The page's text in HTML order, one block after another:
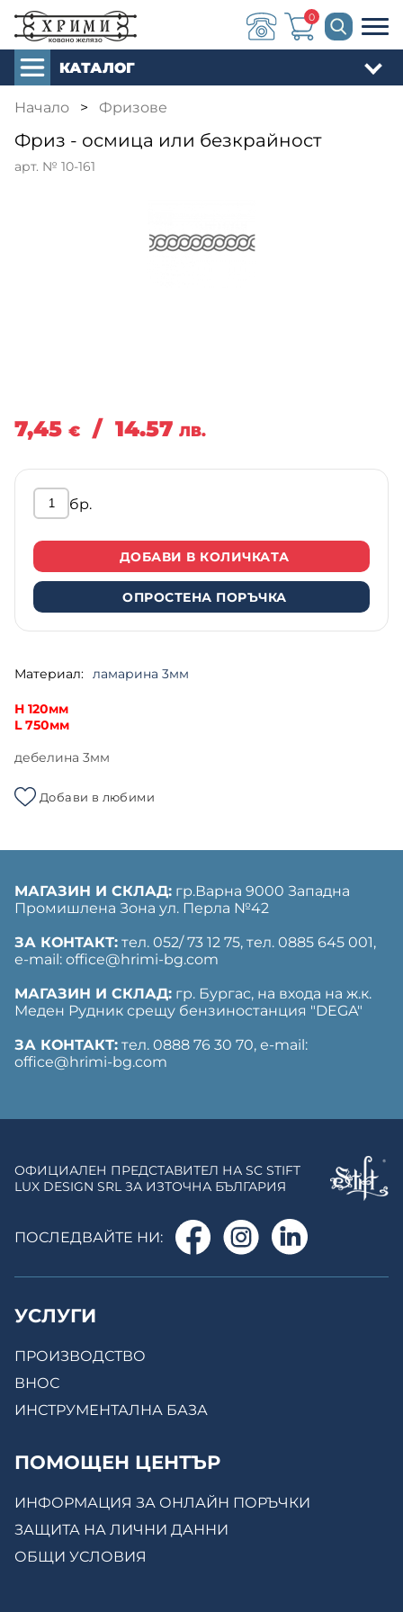
0
КАТАЛОГ
Начало > Фризове
Фриз - осмица или безкрайност
арт. № 10-161
7,45 € / 14.57 ЛВ.
бр.
ДОБАВИ В КОЛИЧКАТА
ОПРОСТЕНА ПОРЪЧКА
Материал: ламарина 3мм
Н 120мм
L 750мм
дебелина 3мм
Добави в любими
МАГАЗИН И СКЛАД: гр.Варна 9000 Западна
Промишлена Зона ул. Перла №42
ЗА КОНТАКТ: тел. 052/ 73 12 75, тел. ‎0885 645 001,
е-mail: office@hrimi-bg.com
МАГАЗИН И СКЛАД: гр. Бургас, на входа на ж.к.
Меден Рудник срещу бензиностанция "DEGA"
ЗА КОНТАКТ: тел. 0888 76 30 70, е-mail:
office@hrimi-bg.com
ОФИЦИАЛЕН ПРЕДСТАВИТЕЛ НА SC STIFT
LUX DESIGN SRL ЗА ИЗТОЧНА БЪЛГАРИЯ
ПОСЛЕДВАЙТЕ НИ:
УСЛУГИ
ПРОИЗВОДСТВО
ВНОС
ИНСТРУМЕНТАЛНА БАЗА
ПОМОЩЕН ЦЕНТЪР
ИНФОРМАЦИЯ ЗА ОНЛАЙН ПОРЪЧКИ
ЗАЩИТА НА ЛИЧНИ ДАННИ
ОБЩИ УСЛОВИЯ